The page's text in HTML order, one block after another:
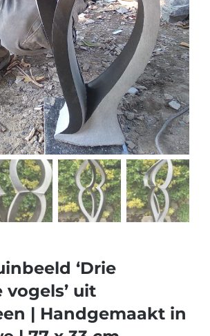
‘Drie
uit
| Handgemaakt in